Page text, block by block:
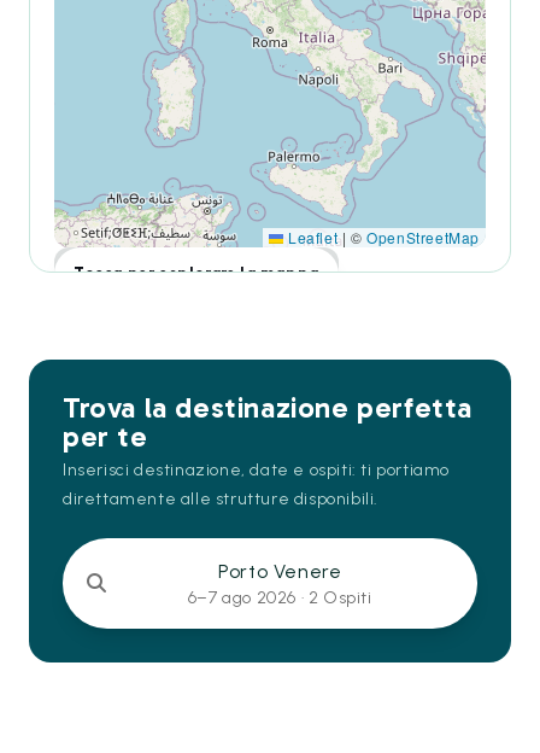
Leaflet | ©OpenStreetMap
Tocca per esplorare la mappa
Trova la destinazione perfetta
per te
Inserisci destinazione, date e ospiti: ti portiamo
direttamente alle strutture disponibili.
Porto Venere
6–7 ago 2026 · 2 Ospiti